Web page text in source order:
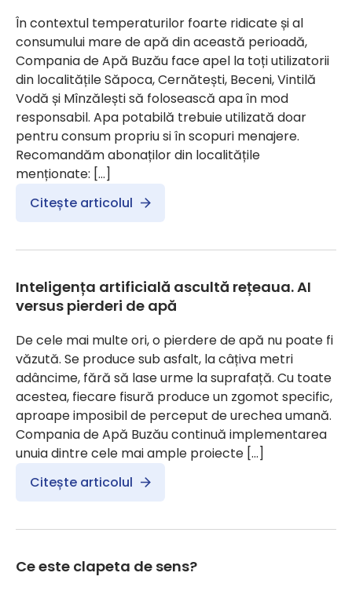
În contextul temperaturilor foarte ridicate și al
consumului mare de apă din această perioadă,
Compania de Apă Buzău face apel la toți utilizatorii
din localitățile Săpoca, Cernătești, Beceni, Vintilă
Vodă și Mînzălești să folosească apa în mod
responsabil. Apa potabilă trebuie utilizată doar
pentru consum propriu si în scopuri menajere.
Recomandăm abonaților din localitățile
menționate: […]
Citește articolul
Inteligența artificială ascultă rețeaua. AI
versus pierderi de apă
De cele mai multe ori, o pierdere de apă nu poate fi
văzută. Se produce sub asfalt, la câțiva metri
adâncime, fără să lase urme la suprafață. Cu toate
acestea, fiecare fisură produce un zgomot specific,
aproape imposibil de perceput de urechea umană.
Compania de Apă Buzău continuă implementarea
unuia dintre cele mai ample proiecte […]
Citește articolul
Ce este clapeta de sens?